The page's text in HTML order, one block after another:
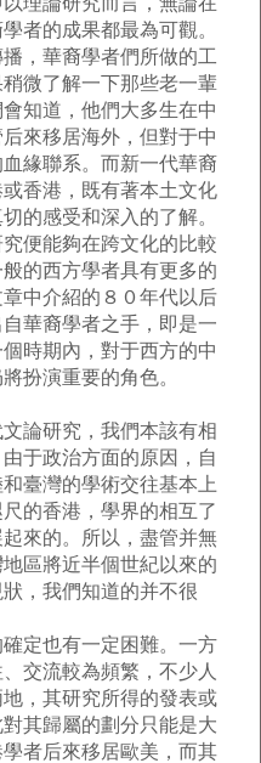
者的成果都最為可觀。
，華裔學者們所做的工
微了解一下那些老一輩
知道，他們大多生在中
來移居海外，但對于中
緣聯系。而新一代華裔
香港，既有著本土文化
的感受和深入的了解。
便能夠在跨文化的比較
的西方學者具有更多的
中介紹的８０年代以后
華裔學者之手，即是一
時期內，對于西方的中
扮演重要的角色。
論研究，我們本該有相
于政治方面的原因，自
臺灣的學術交往基本上
的香港，學界的相互了
來的。所以，盡管并無
區將近半個世紀以來的
，我們知道的并不很
定也有一定困難。一方
交流較為頻繁，不少人
，其研究所得的發表或
其歸屬的劃分只能是大
者后來移居歐美，而其